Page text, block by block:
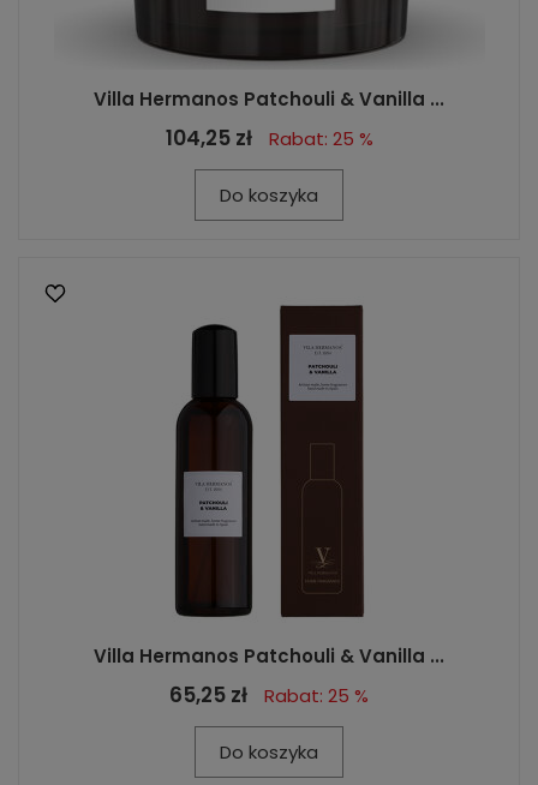
Villa Hermanos Patchouli & Vanilla ...
104,25 zł Rabat: 25 %
Do koszyka
Villa Hermanos Patchouli & Vanilla ...
65,25 zł Rabat: 25 %
Do koszyka